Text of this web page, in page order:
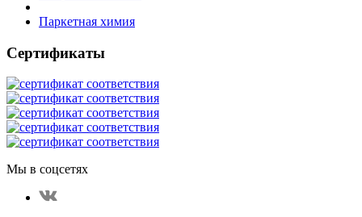
Паркетная химия
Сертификаты
Мы в соцсетях